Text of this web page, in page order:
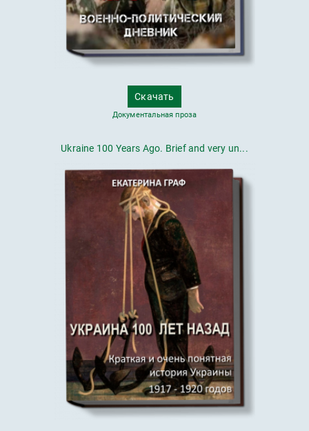
Скачать
Документальная проза
Ukraine 100 Years Ago. Brief and very un...